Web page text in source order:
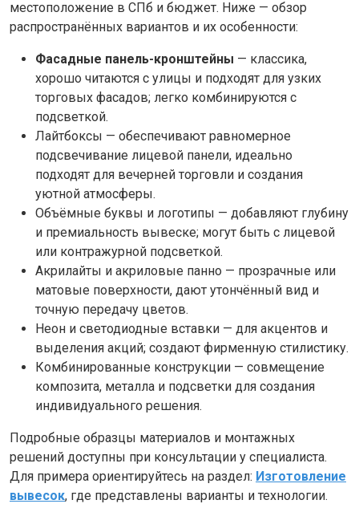
местоположение в СПб и бюджет. Ниже — обзор
распространённых вариантов и их особенности:
Фасадные панель-кронштейны — классика,
хорошо читаются с улицы и подходят для узких
торговых фасадов; легко комбинируются с
подсветкой.
Лайтбоксы — обеспечивают равномерное
подсвечивание лицевой панели, идеально
подходят для вечерней торговли и создания
уютной атмосферы.
Объёмные буквы и логотипы — добавляют глубину
и премиальность вывеске; могут быть с лицевой
или контражурной подсветкой.
Акрилайты и акриловые панно — прозрачные или
матовые поверхности, дают утончённый вид и
точную передачу цветов.
Неон и светодиодные вставки — для акцентов и
выделения акций; создают фирменную стилистику.
Комбинированные конструкции — совмещение
композита, металла и подсветки для создания
индивидуального решения.
Подробные образцы материалов и монтажных
решений доступны при консультации у специалиста.
Для примера ориентируйтесь на раздел: Изготовление
вывесок, где представлены варианты и технологии.